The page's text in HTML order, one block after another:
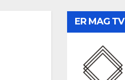
ER MAG TV